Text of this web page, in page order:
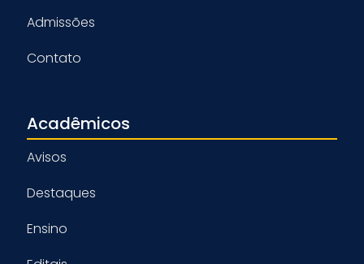
Admissões
Contato
Acadêmicos
Avisos
Destaques
Ensino